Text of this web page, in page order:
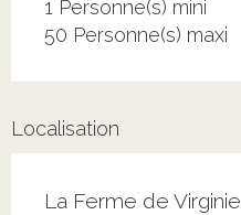
1 Personne(s) mini
50 Personne(s) maxi
Localisation
La Ferme de Virginie